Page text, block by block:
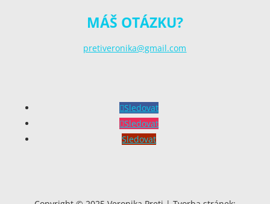
MÁŠ OTÁZKU?
pretiveronika@gmail.com
Sledovat
Sledovat
Sledovat